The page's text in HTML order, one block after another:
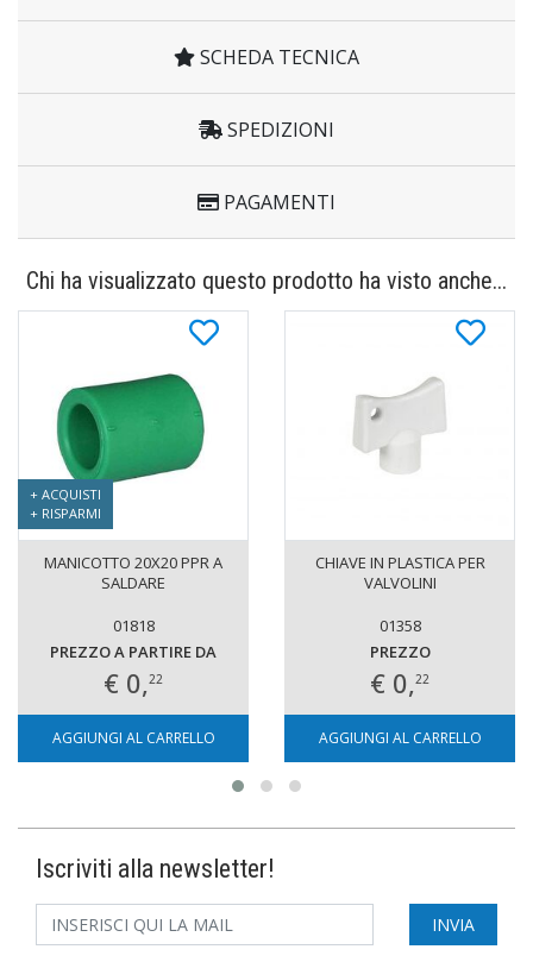
SCHEDA TECNICA
SPEDIZIONI
PAGAMENTI
Chi ha visualizzato questo prodotto ha visto anche...
+ ACQUISTI
+ RISPARMI
MANICOTTO 20X20 PPR A
SALDARE
01818
PREZZO A PARTIRE DA
€ 0,22
AGGIUNGI AL CARRELLO
CHIAVE IN PLASTICA PER
VALVOLINI
01358
PREZZO
€ 0,22
AGGIUNGI AL CARRELLO
Iscriviti alla newsletter!